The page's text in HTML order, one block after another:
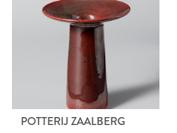
POTTERIJ ZAALBERG